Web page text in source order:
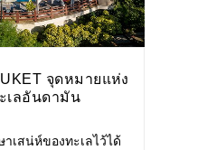
จุดหมายแห่ง
เลอันดามัน
าเสน่ห์ของทะเลไว้ได้